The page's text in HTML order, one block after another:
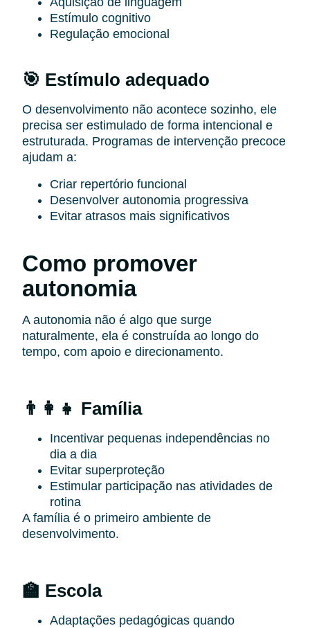
Estímulo cognitivo
Regulação emocional
🎯 Estímulo adequado
O desenvolvimento não acontece sozinho, ele
precisa ser estimulado de forma intencional e
estruturada. Programas de intervenção precoce
ajudam a:
Criar repertório funcional
Desenvolver autonomia progressiva
Evitar atrasos mais significativos
Como promover
autonomia
A autonomia não é algo que surge
naturalmente, ela é construída ao longo do
tempo, com apoio e direcionamento.
👨‍👩‍👧 Família
Incentivar pequenas independências no
dia a dia
Evitar superproteção
Estimular participação nas atividades de
rotina
A família é o primeiro ambiente de
desenvolvimento.
🏫 Escola
Adaptações pedagógicas quando